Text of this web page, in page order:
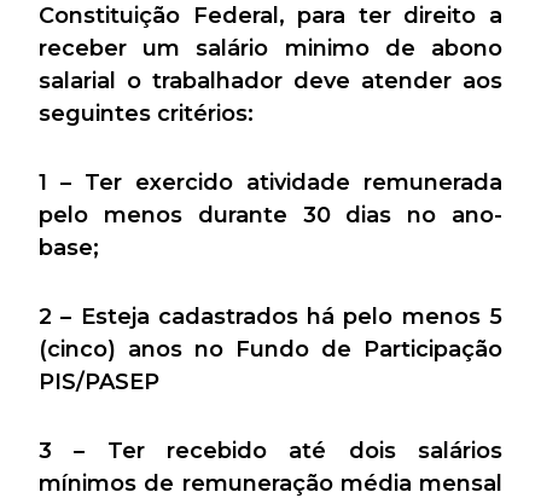
Constituição Federal, para ter direito a
receber um salário minimo de abono
salarial o trabalhador deve atender aos
seguintes critérios:
1 – Ter exercido atividade remunerada
pelo menos durante 30 dias no ano-
base;
2 – Esteja cadastrados há pelo menos 5
(cinco) anos no Fundo de Participação
PIS/PASEP
3 – Ter recebido até dois salários
mínimos de remuneração média mensal